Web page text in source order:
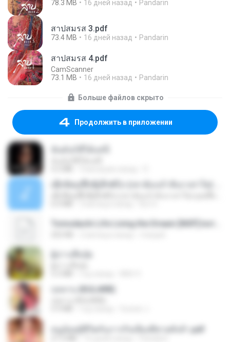
78.3 MB 16 дней назад Pandarin
สาปสมรส 3.pdf
73.4 MB 16 дней назад Pandarin
สาปสมรส 4.pdf
CamScanner
73.1 MB
16 дней назад Pandarin
Больше файлов скрыто
Продолжить в приложении
กุหลาบ (KULARB)
หนูน้อยสู้ชีวิตกับภารกิจเลี้ยงพี่ชายทั้งห้า.pdf